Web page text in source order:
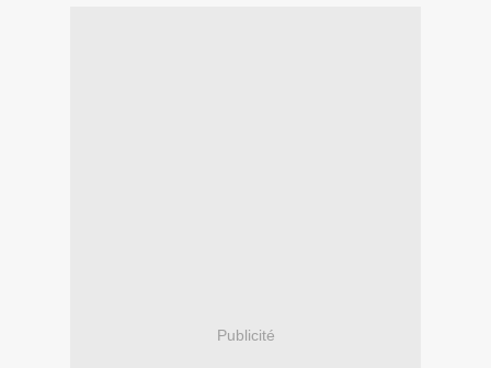
Publicité